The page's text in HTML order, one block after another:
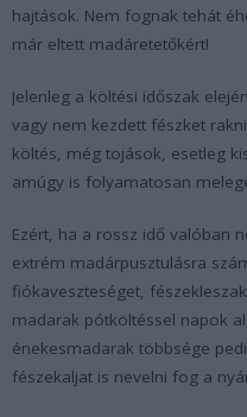
hajtások. Nem fognak tehát
már eltett madáretetőkért!
Jelenleg a költési időszak
vagy nem kezdett fészket
költés, még tojások, esetleg
amúgy is folyamatosan
Ezért, ha a rossz idő valóban
extrém madárpusztulásra
fiókaveszteséget,
madarak pótköltéssel napok
énekesmadarak többsége
fészekaljat is nevelni fog a